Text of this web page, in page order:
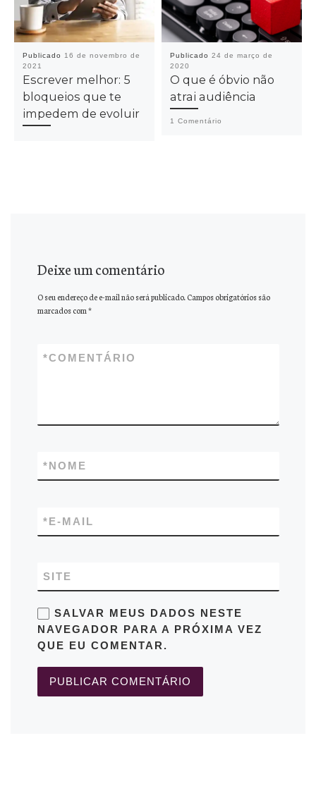
Publicado
16 de novembro de
2021
Escrever melhor: 5
bloqueios que te
impedem de evoluir
Publicado 24 de março de
2020
O que é óbvio não
atrai audiência
1 Comentário
Deixe um comentário
O seu endereço de e-mail não será publicado. Campos obrigatórios são
marcados com*
COMENTÁRIO
*
NOME
*
E-MAIL
*
SITE
SALVAR MEUS DADOS NESTE
NAVEGADOR PARA A PRÓXIMA VEZ
QUE EU COMENTAR.